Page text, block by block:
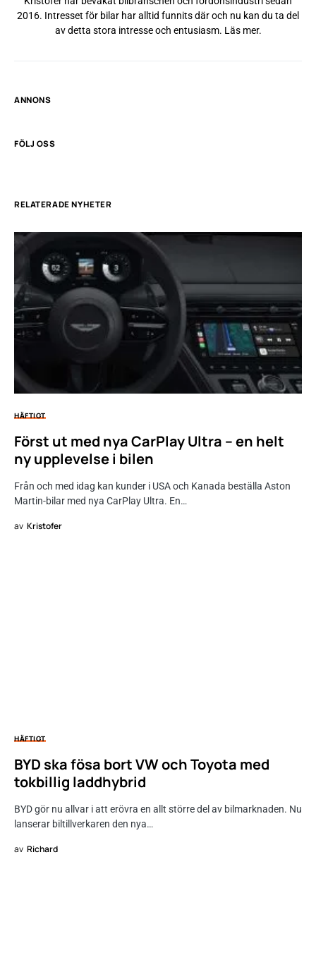
2016. Intresset för bilar har alltid funnits där och nu kan du ta del
av detta stora intresse och entusiasm. Läs mer.
ANNONS
FÖLJ OSS
RELATERADE NYHETER
HÄFTIGT
Först ut med nya CarPlay Ultra – en helt
ny upplevelse i bilen
Från och med idag kan kunder i USA och Kanada beställa Aston
Martin-bilar med nya CarPlay Ultra. En…
av Kristofer
HÄFTIGT
BYD ska fösa bort VW och Toyota med
tokbillig laddhybrid
BYD gör nu allvar i att erövra en allt större del av bilmarknaden. Nu
lanserar biltillverkaren den nya…
av Richard